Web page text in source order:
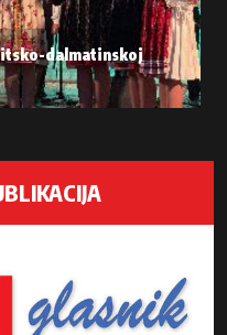
dalmatinskoj